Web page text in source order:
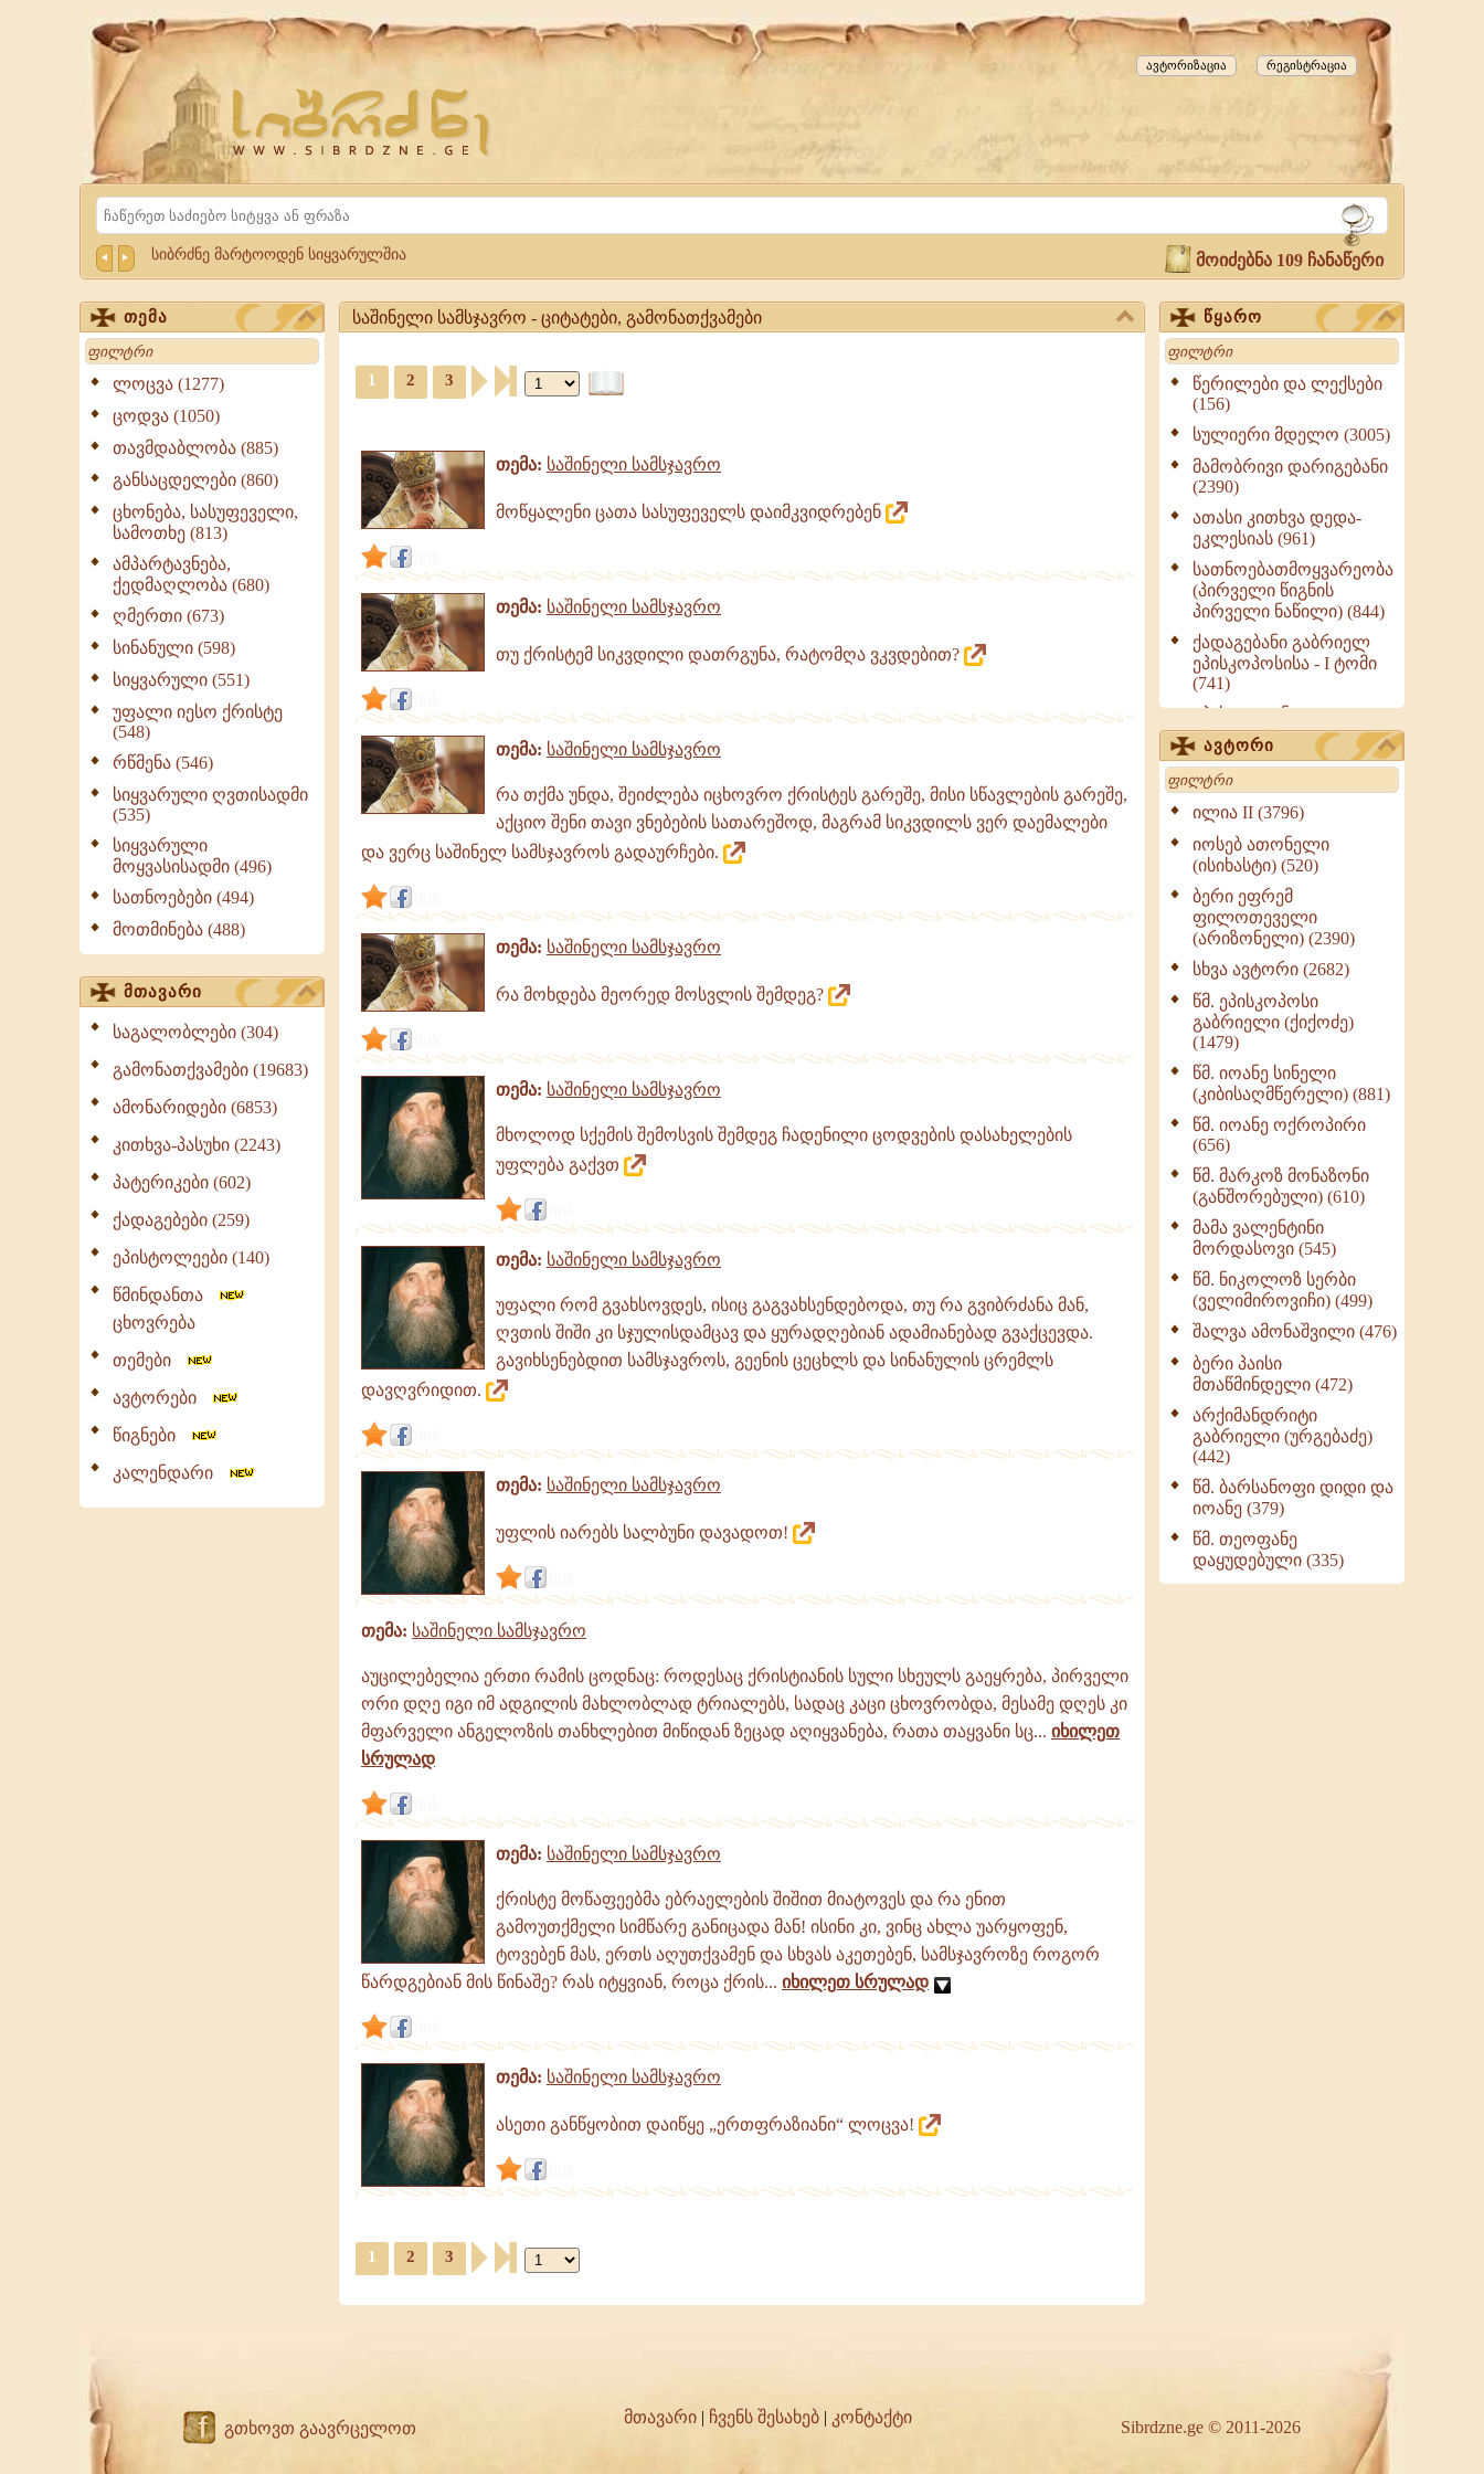
Website
Sibrdzne.ge
რეგისტრაცია
ავტორიზაცია
Search
სიბრძნე მარტოოდენ სიყვარულშია
მოიძებნა 109 ჩანაწერი
თემა
Search
ლოცვა (1277)
ცოდვა (1050)
თავმდაბლობა (885)
განსაცდელები (860)
ცხონება, სასუფეველი,
სამოთხე (813)
ამპარტავნება,
ქედმაღლობა (680)
ღმერთი (673)
სინანული (598)
სიყვარული (551)
უფალი იესო ქრისტე
(548)
რწმენა (546)
სიყვარული ღვთისადმი
(535)
სიყვარული
მოყვასისადმი (496)
სათნოებები (494)
მოთმინება (488)
მთავარი
საგალობლები (304)
გამონათქვამები (19683)
ამონარიდები (6853)
კითხვა-პასუხი (2243)
პატერიკები (602)
ქადაგებები (259)
ეპისტოლეები (140)
წმინდანთა
ცხოვრება
თემები
ავტორები
წიგნები
კალენდარი
საშინელი სამსჯავრო - ციტატები, გამონათქვამები
სამსჯავრო
საშინელი
სამსჯავრო,
გამონათქვამები,
ციტატები
გამონათქვამები
1 2 3
თემა: საშინელი სამსჯავრო
მოწყალენი ცათა სასუფეველს დაიმკვიდრებენ
თემა: საშინელი სამსჯავრო
თუ ქრისტემ სიკვდილი დათრგუნა, რატომღა ვკვდებით?
თემა: საშინელი სამსჯავრო
რა თქმა უნდა, შეიძლება იცხოვრო ქრისტეს გარეშე, მისი სწავლების გარეშე,
აქციო შენი თავი ვნებების სათარეშოდ, მაგრამ სიკვდილს ვერ დაემალები
და ვერც საშინელ სამსჯავროს გადაურჩები.
თემა: საშინელი სამსჯავრო
რა მოხდება მეორედ მოსვლის შემდეგ?
თემა: საშინელი სამსჯავრო
მხოლოდ სქემის შემოსვის შემდეგ ჩადენილი ცოდვების დასახელების
უფლება გაქვთ
თემა: საშინელი სამსჯავრო
უფალი რომ გვახსოვდეს, ისიც გაგვახსენდებოდა, თუ რა გვიბრძანა მან,
ღვთის შიში კი სჯულისდამცავ და ყურადღებიან ადამიანებად გვაქცევდა.
გავიხსენებდით სამსჯავროს, გეენის ცეცხლს და სინანულის ცრემლს
დავღვრიდით.
თემა: საშინელი სამსჯავრო
უფლის იარებს სალბუნი დავადოთ!
თემა: საშინელი სამსჯავრო
აუცილებელია ერთი რამის ცოდნაც: როდესაც ქრისტიანის სული სხეულს გაეყრება, პირველი
ორი დღე იგი იმ ადგილის მახლობლად ტრიალებს, სადაც კაცი ცხოვრობდა, მესამე დღეს კი
მფარველი ანგელოზის თანხლებით მიწიდან ზეცად აღიყვანება, რათა თაყვანი სც... იხილეთ
სრულად
თემა: საშინელი სამსჯავრო
ქრისტე მოწაფეებმა ებრაელების შიშით მიატოვეს და რა ენით
გამოუთქმელი სიმწარე განიცადა მან! ისინი კი, ვინც ახლა უარყოფენ,
ტოვებენ მას, ერთს აღუთქვამენ და სხვას აკეთებენ, სამსჯავროზე როგორ
წარდგებიან მის წინაშე? რას იტყვიან, როცა ქრის... იხილეთ სრულად
თემა: საშინელი სამსჯავრო
ასეთი განწყობით დაიწყე „ერთფრაზიანი“ ლოცვა!
1 2 3
წყარო
Search
წერილები და ლექსები
(156)
სულიერი მდელო (3005)
მამობრივი დარიგებანი
(2390)
ათასი კითხვა დედა-
ეკლესიას (961)
სათნოებათმოყვარეობა
(პირველი წიგნის
პირველი ნაწილი) (844)
ქადაგებანი გაბრიელ
ეპისკოპოსისა - I ტომი
(741)
ეპისტოლენი,
ქადაგებანი, სიტყვანი
(ნაწილი III) (723)
მოძღვრის ძალზე
სასარგებლო რჩევები
მრევლისათვის (545)
Wisdomge (514)
ქადაგებანი გაბრიელ
ეპისკოპოსისა - II ტომი
(370)
სულიერი ცხოვრების
სახელმძღვანელო -
ნაწილი II (369)
ღმერთი და ადამიანები
(287)
ბერის დიადემა (278)
მონაზვნური
გამოცდილების
ოთხი ასეული თავი
სიყვარულის შესახებ
(259)
ავტორი
Search
ილია II (3796)
იოსებ ათონელი
(ისიხასტი) (520)
ბერი ეფრემ
ფილოთეველი
(არიზონელი) (2390)
სხვა ავტორი (2682)
წმ. ეპისკოპოსი
გაბრიელი (ქიქოძე)
(1479)
წმ. იოანე სინელი
(კიბისაღმწერელი) (881)
წმ. იოანე ოქროპირი
(656)
წმ. მარკოზ მონაზონი
(განშორებული) (610)
მამა ვალენტინი
მორდასოვი (545)
წმ. ნიკოლოზ სერბი
(ველიმიროვიჩი) (499)
შალვა ამონაშვილი (476)
ბერი პაისი
მთაწმინდელი (472)
არქიმანდრიტი
გაბრიელი (ურგებაძე)
(442)
წმ. ბარსანოფი დიდი და
იოანე (379)
წმ. თეოფანე
დაყუდებული (335)
f გთხოვთ გაავრცელოთ
მთავარი | ჩვენს შესახებ | კონტაქტი
Sibrdzne.ge © 2011-2026